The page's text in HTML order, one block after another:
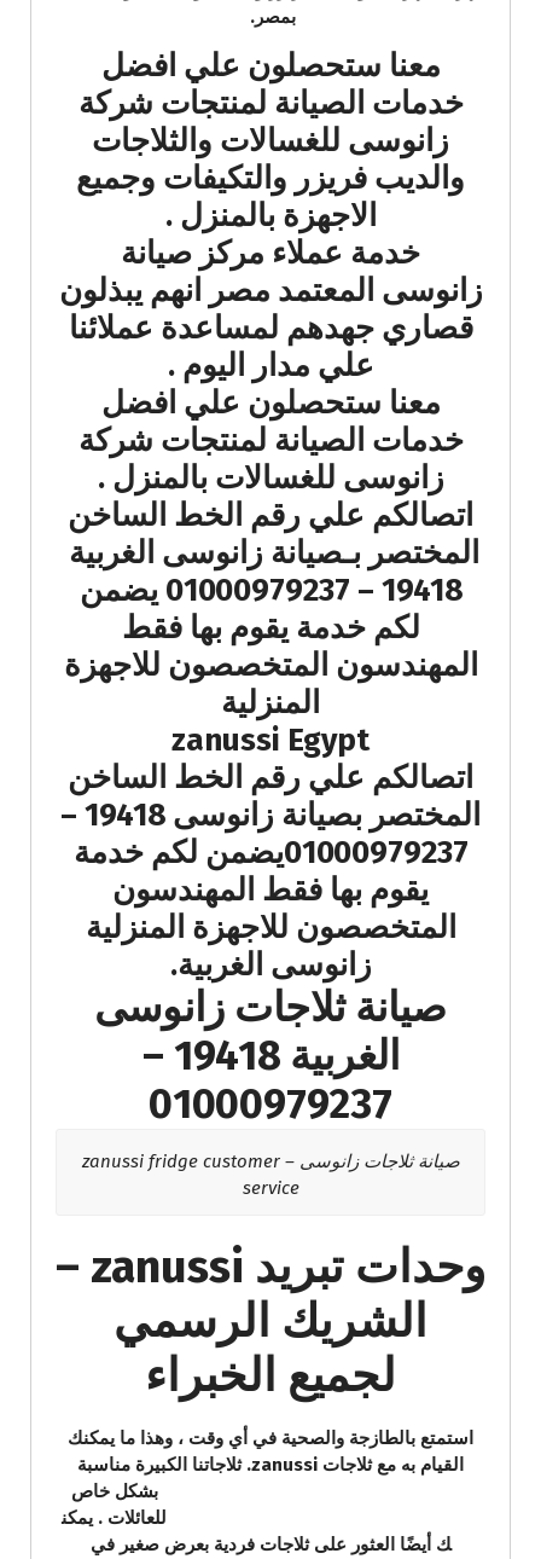
بمصر.
معنا ستحصلون علي افضل
خدمات الصيانة لمنتجات شركة
زانوسى للغسالات والثلاجات
والديب فريزر والتكيفات وجميع
الاجهزة بالمنزل .
خدمة عملاء مركز صيانة
زانوسى المعتمد مصر انهم يبذلون
قصاري جهدهم لمساعدة عملائنا
علي مدار اليوم .
معنا ستحصلون علي افضل
خدمات الصيانة لمنتجات شركة
زانوسى للغسالات بالمنزل .
اتصالكم علي رقم الخط الساخن
المختصر بـصيانة زانوسى الغربية
19418 – 01000979237 يضمن
لكم خدمة يقوم بها فقط
المهندسون المتخصصون للاجهزة
المنزلية
zanussi Egypt
اتصالكم علي رقم الخط الساخن
المختصر بصيانة زانوسى 19418 –
01000979237يضمن لكم خدمة
يقوم بها فقط المهندسون
المتخصصون للاجهزة المنزلية
زانوسى الغربية.
صيانة ثلاجات زانوسى
الغربية 19418 –
01000979237
صيانة ثلاجات زانوسى – zanussi fridge customer
service
وحدات تبريد zanussi –
الشريك الرسمي
لجميع الخبراء
استمتع بالطازجة والصحية في أي وقت ، وهذا ما يمكنك
القيام به مع ثلاجات zanussi. ثلاجاتنا الكبيرة مناسبة
بشكل خاص
للعائلات . يمكن
ك أيضًا العثور على ثلاجات فردية بعرض صغير في